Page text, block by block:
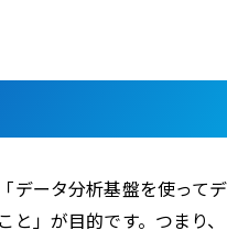
ータ分析基盤を使って
」が目的です。つまり、